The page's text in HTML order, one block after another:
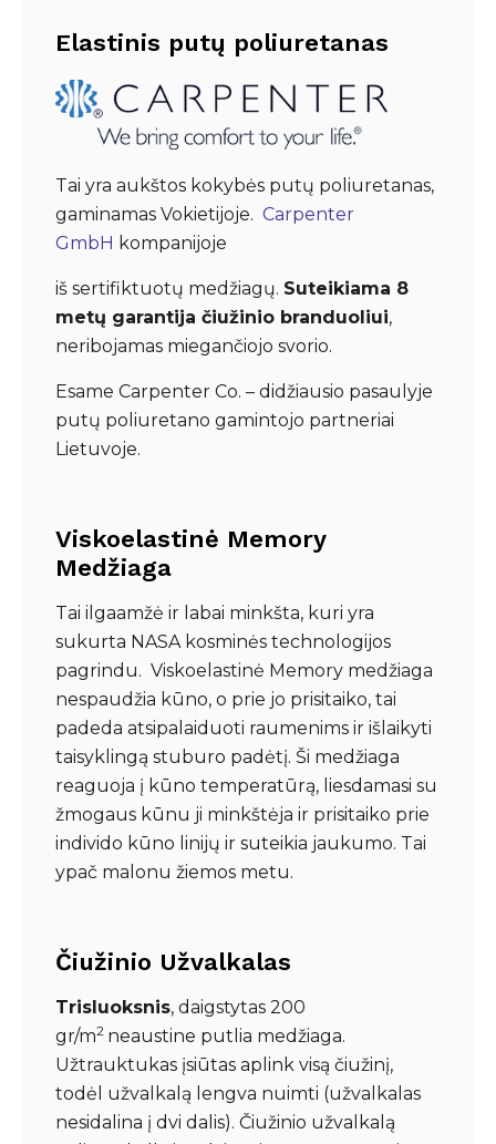
Elastinis putų poliuretanas
Tai yra aukštos kokybės putų poliuretanas,
gaminamas Vokietijoje. Carpenter
GmbH kompanijoje
iš sertifiktuotų medžiagų. Suteikiama 8
metų garantija čiužinio branduoliui,
neribojamas miegančiojo svorio.
Esame Carpenter Co. – didžiausio pasaulyje
putų poliuretano gamintojo partneriai
Lietuvoje.
Viskoelastinė Memory
Medžiaga
Tai ilgaamžė ir labai minkšta, kuri yra
sukurta NASA kosminės technologijos
pagrindu. Viskoelastinė Memory medžiaga
nespaudžia kūno, o prie jo prisitaiko, tai
padeda atsipalaiduoti raumenims ir išlaikyti
taisyklingą stuburo padėtį. Ši medžiaga
reaguoja į kūno temperatūrą, liesdamasi su
žmogaus kūnu ji minkštėja ir prisitaiko prie
individo kūno linijų ir suteikia jaukumo. Tai
ypač malonu žiemos metu.
Čiužinio Užvalkalas
Trisluoksnis, daigstytas 200
gr/m2 neaustine putlia medžiaga.
Užtrauktukas įsiūtas aplink visą čiužinį,
todėl užvalkalą lengva nuimti (užvalkalas
nesidalina į dvi dalis). Čiužinio užvalkalą